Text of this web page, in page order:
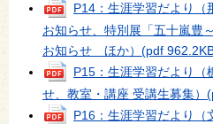
P14：生涯学習だより（
お知らせ、特別展「五十嵐豊
お知らせ ほか） (pdf
P15：生涯学習だより（
せ、教室・講座 受講生募集）
P16：生涯学習だより（